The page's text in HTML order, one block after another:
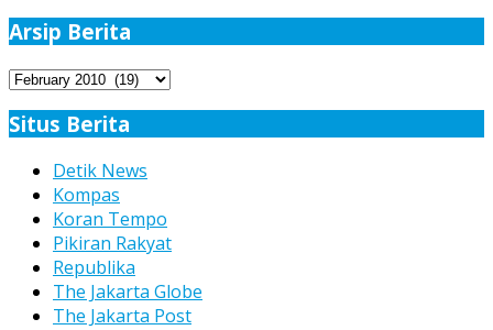
Arsip Berita
Arsip
Situs Berita
Detik News
Kompas
Koran Tempo
Pikiran Rakyat
Republika
The Jakarta Globe
The Jakarta Post